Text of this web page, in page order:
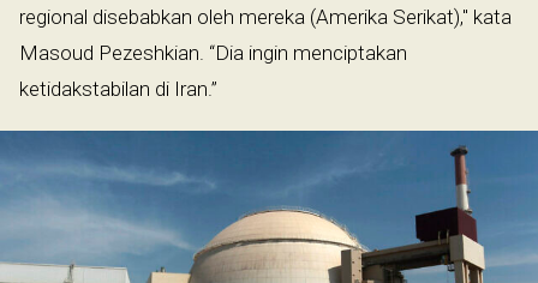
regional disebabkan oleh mereka (Amerika Serikat)," kata
Masoud Pezeshkian. “Dia ingin menciptakan
ketidakstabilan di Iran.”